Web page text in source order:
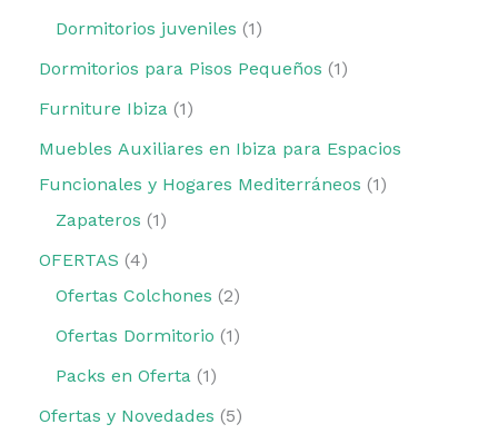
Dormitorios juveniles
1
Dormitorios para Pisos Pequeños
1
Furniture Ibiza 1
Muebles Auxiliares en Ibiza para Espacios
Funcionales y Hogares Mediterráneos
1
Zapateros
1
OFERTAS 4
Ofertas Colchones 2
Ofertas Dormitorio
1
Packs en Oferta 1
Ofertas y Novedades
5